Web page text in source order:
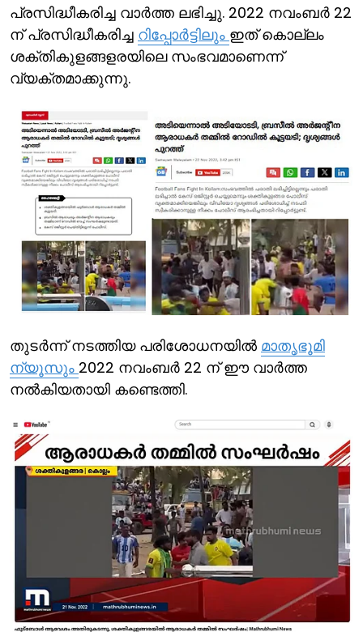
പ്രസിദ്ധീകരിച്ച വാര്‍ത്ത ലഭിച്ചു. 2022 നവംബര്‍ 22
ന് പ്രസിദ്ധീകരിച്ച റിപ്പോര്‍ട്ടിലും ഇത് കൊല്ലം
ശക്തികുളങ്ങളരയിലെ സംഭവമാണെന്ന്
വ്യക്തമാക്കുന്നു.
തുടര്‍ന്ന് നടത്തിയ പരിശോധനയില്‍ മാതൃഭൂമി
ന്യൂസും 2022 നവംബര്‍ 22 ന് ഈ വാര്‍ത്ത
നല്‍കിയതായി കണ്ടെത്തി.